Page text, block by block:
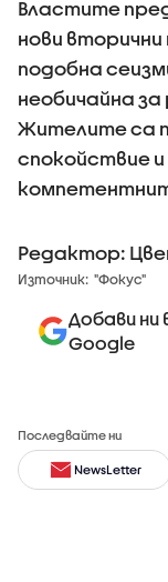
Властите
нови
подобна
необичайна
Жителите са
спокойствие
Редактор:
Източник: "Фокус"
Добави ни
Google
Последвайте ни
NewsLetter